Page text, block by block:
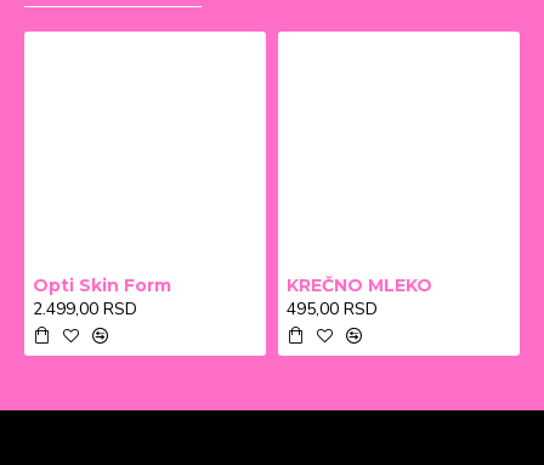
Opti Skin Form
2.499,00 RSD
KREČNO MLEKO
495,00 RSD